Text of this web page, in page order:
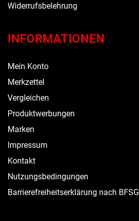
Widerrufsbelehrung
INFORMATIONEN
Mein Konto
Merkzettel
Vergleichen
Produktwerbungen
Marken
Impressum
Kontakt
Nutzungsbedingungen
Barrierefreiheitserklärung nach BFSG